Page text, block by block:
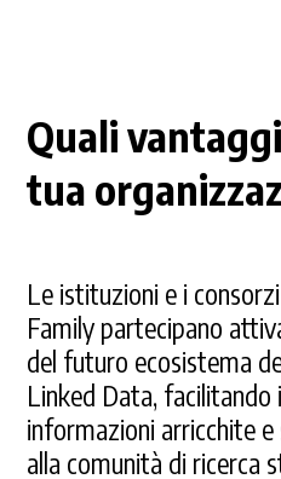
Quali
tua
Le istituzioni e i
Family partecipano
del futuro ecosistema
Linked Data, facilitando
informazioni arricchite
alla comunità di ricerca